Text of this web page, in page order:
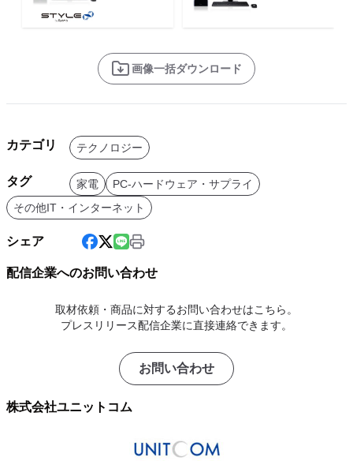
画像一括ダウンロード
カテゴリ テクノロジー
タグ 家電
PC-ハードウェア・サプライ
その他IT・インターネット
シェア
配信企業へのお問い合わせ
取材依頼・商品に対するお問い合わせはこちら。
プレスリリース配信企業に直接連絡できます。
お問い合わせ
株式会社ユニットコム